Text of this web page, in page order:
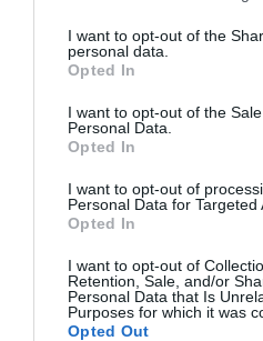
I want to opt-out of the
personal data.
Opted In
I want to opt-out of the
Personal Data.
Opted In
I want to opt-out of
Personal Data for Targeted
Opted In
I want to opt-out of
Retention, Sale, and/or
Personal Data that Is
Purposes for which it was
Opted Out